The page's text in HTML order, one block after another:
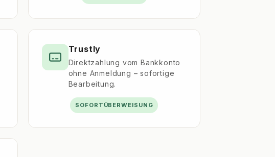
Trustly
Direktzahlung vom Bankkonto
ohne Anmeldung – sofortige
Bearbeitung.
SOFORTÜBERWEISUNG